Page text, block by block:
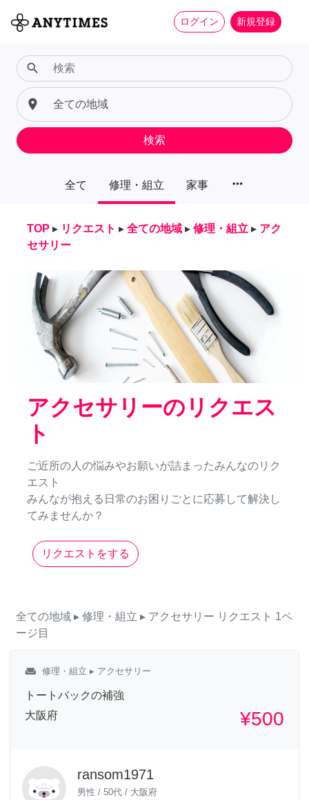
ログイン 新規登録
全て 修理・組立 家事 more_horiz
search
place
検索
TOP ▸ リクエスト ▸ 全ての地域 ▸ 修理・組立 ▸ アク
セサリー
アクセサリーのリクエス
ト
ご近所の人の悩みやお願いが詰まったみんなのリク
エスト
みんなが抱える日常のお困りごとに応募して解決し
てみませんか？
リクエストをする
全ての地域 ▸ 修理・組立 ▸ アクセサリー リクエスト 1ペ
ージ目
weekend 修理・組立 ▸ アクセサリー
トートバックの補強
大阪府
¥500
ransom1971
男性 / 50代 / 大阪府